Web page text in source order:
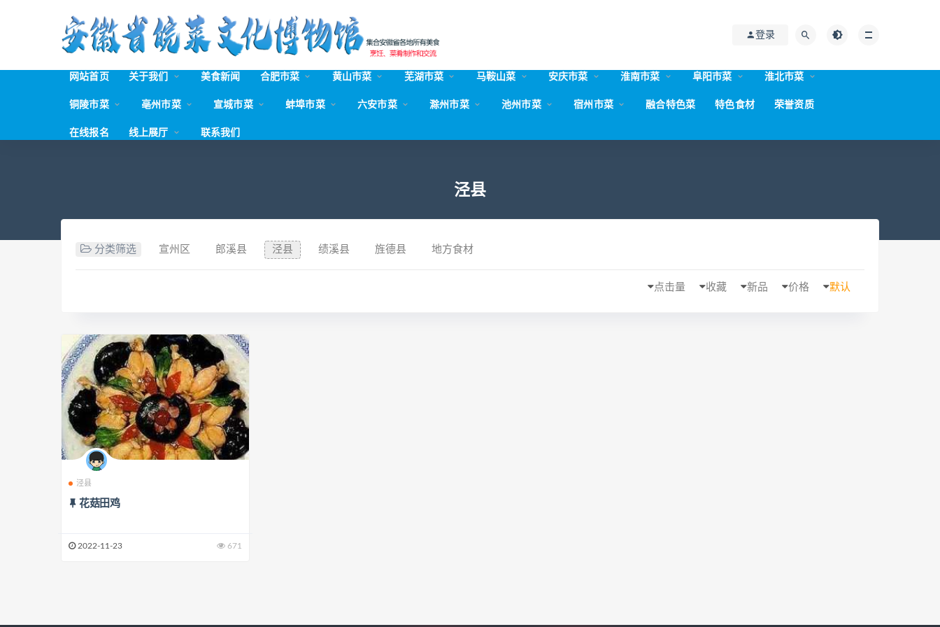
登录
网站首页 关于我们 美食新闻 合肥市菜 黄山市菜 芜湖市菜 马鞍山菜 安庆市菜 淮南市菜 阜阳市菜 淮北市菜
铜陵市菜 亳州市菜 宣城市菜 蚌埠市菜 六安市菜 滁州市菜 池州市菜 宿州市菜 融合特色菜 特色食材 荣誉资质
在线报名 线上展厅 联系我们
泾县
分类筛选 宣州区 郎溪县 泾县 绩溪县 旌德县 地方食材
默认
价格
新品
收藏
点击量
泾县
花菇田鸡
2022-11-23 671